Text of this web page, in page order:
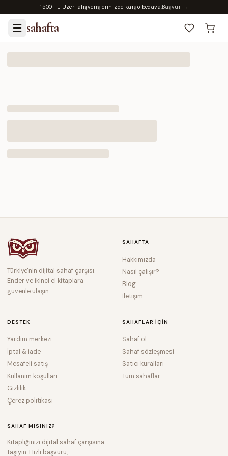
1500 TL Üzeri alışverişlerinizde kargo bedava.Başvur →
sahafta
Türkiye'nin dijital sahaf çarşısı.
Ender ve ikinci el kitaplara
güvenle ulaşın.
SAHAFTA
Hakkımızda
Nasıl çalışır?
Blog
İletişim
DESTEK
Yardım merkezi
İptal & iade
Mesafeli satış
Kullanım koşulları
Gizlilik
Çerez politikası
SAHAFLAR IÇIN
Sahaf ol
Sahaf sözleşmesi
Satıcı kuralları
Tüm sahaflar
SAHAF MISINIZ?
Kitaplığınızı dijital sahaf çarşısına
taşıyın. Hızlı başvuru,